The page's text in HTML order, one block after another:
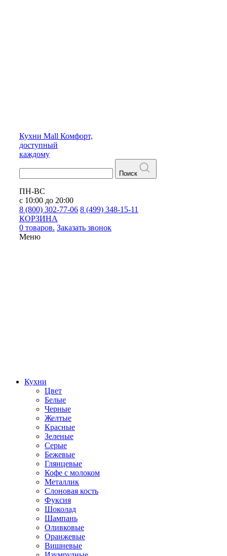
Кухни Mall Комфорт,
доступный
каждому
Поиск
ПН-ВС
с 10:00 до 20:00
8 (800) 302-77-06 8 (499) 348-15-11
КОРЗИНА
0 товаров. Заказать звонок
Меню
Кухни
Цвет
Белые
Черные
Желтые
Красные
Зеленые
Серые
Бежевые
Глянцевые
Кофе с молоком
Металлик
Слоновая кость
Фуксия
Шоколад
Шампань
Оливковые
Оранжевые
Вишневые